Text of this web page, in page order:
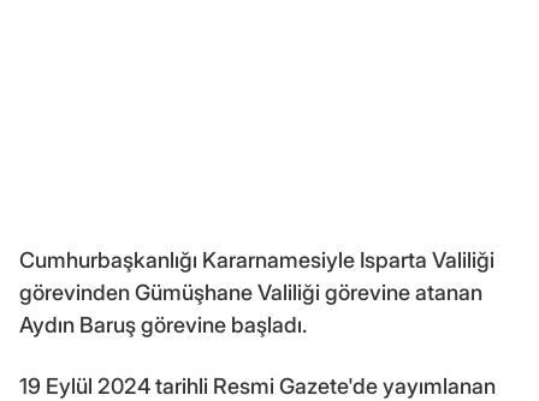
Cumhurbaşkanlığı Kararnamesiyle Isparta Valiliği
görevinden Gümüşhane Valiliği görevine atanan
Aydın Baruş görevine başladı.
19 Eylül 2024 tarihli Resmi Gazete'de yayımlanan